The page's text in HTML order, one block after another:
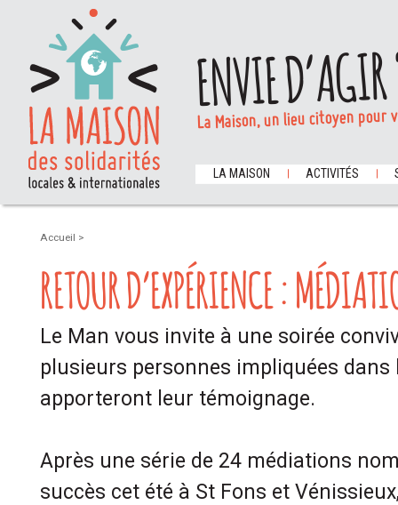
ENVIE
La Maison, un lieu citoyen
LA MAISON ACTIVITÉS
Accueil >
RETOUR D’EXPÉRIENCE :
Le Man vous invite à une soirée
plusieurs personnes impliquées
apporteront leur témoignage.
Après une série de 24 médiations
succès cet été à St Fons et